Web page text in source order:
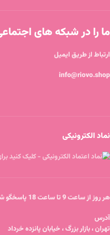
ما را در شبکه های
ارتباط از طریق ایمیل
info@riovo.shop
نماد الکترونیکی
هر روز از ساعت 9 تا ساعت 18 پاسخگو شما عزیزان هستیم.
آدرس
تهران ، بازار بزرگ ، خیابان پانزده خرداد